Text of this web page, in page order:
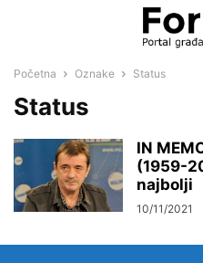
Početna Oznake Status
Status
IN
(1959-
najbolji
10/11/2021